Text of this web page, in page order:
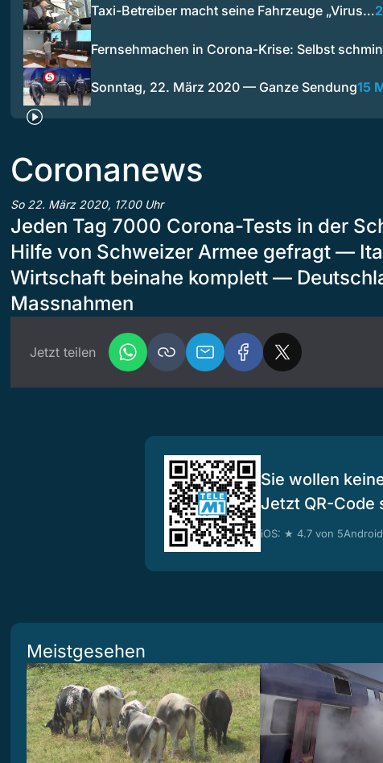
Taxi-Betreiber macht seine Fahrzeuge „Virus…
Fernsehmachen in Corona-Krise: Selbst
Sonntag, 22. März 2020 — Ganze Sendung15
Coronanews
So 22. März 2020, 17.00 Uhr
Jeden Tag 7000 Corona-Tests in der
Hilfe von Schweizer Armee gefragt —
Wirtschaft beinahe komplett —
Massnahmen
Jetzt teilen
Sie wollen
Jetzt QR-Code
iOS: ★ 4.7 von 5
Meistgesehen